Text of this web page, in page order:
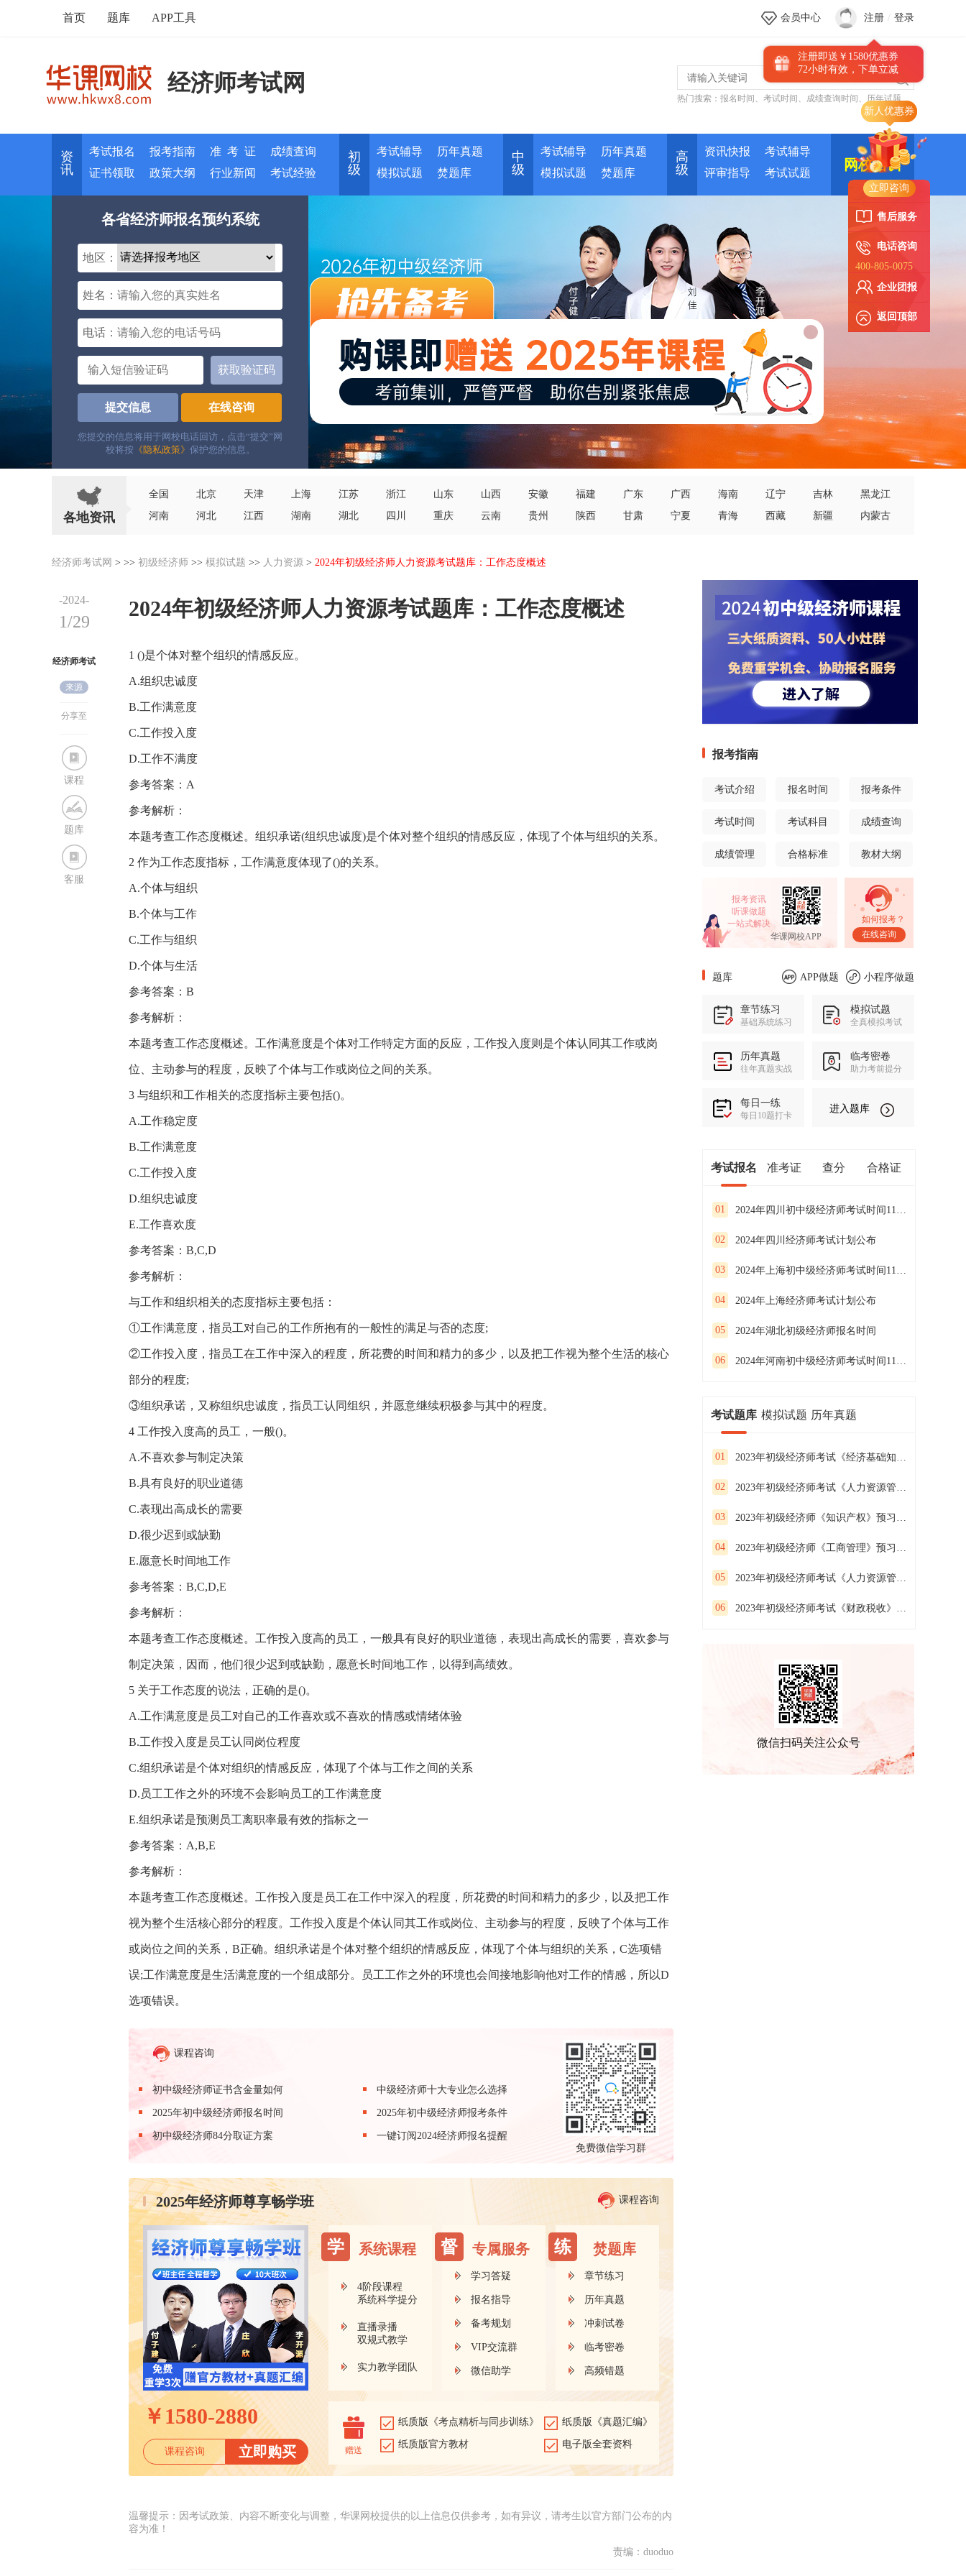
新人优惠券
立即咨询
售后服务
电话咨询
400-805-0075
企业团报
返回顶部
首页 题库 APP工具 会员中心 注册 / 登录
注册即送￥1580优惠券
72小时有效，下单立减
经济师考试网
热门搜索： 报名时间 、 考试时间 、 成绩查询时间 、 历年试题
资
讯
考试报名 报考指南 准 考 证
成绩查询
证书领取
政策大纲 行业新闻 考试经验
初
级
考试辅导
历年真题
模拟试题
焚题库
中
级
考试辅导
历年真题
模拟试题
焚题库
高
级
资讯快报
考试辅导
评审指导
考试试题
网校培训
各省经济师报名预约系统
地区：
姓名：
电话：
获取验证码
提交信息 在线咨询
您提交的信息将用于网校电话回访，点击“提交”网
校将按 《隐私政策》 保护您的信息。
各地资讯
全国 北京 天津 上海 江苏 浙江 山东 山西 安徽 福建 广东 广西 海南 辽宁 吉林
黑龙江
河南
河北 江西 湖南 湖北 四川 重庆 云南 贵州 陕西 甘肃 宁夏 青海 西藏 新疆 内蒙古
经济师考试网 > >> 初级经济师 >> 模拟试题 >> 人力资源 > 2024年初级经济师人力资源考试题库：工作态度概述
-2024-
1/29
经济师考试
网
来源
分享至
课程
题库
客服
2024年初级经济师人力资源考试题库：工作态度概述
1 ()是个体对整个组织的情感反应。
A.组织忠诚度
B.工作满意度
C.工作投入度
D.工作不满度
参考答案：A
参考解析：
本题考查工作态度概述。组织承诺(组织忠诚度)是个体对整个组织的情感反应，体现了个体与组织的关系。
2 作为工作态度指标，工作满意度体现了()的关系。
A.个体与组织
B.个体与工作
C.工作与组织
D.个体与生活
参考答案：B
参考解析：
本题考查工作态度概述。工作满意度是个体对工作特定方面的反应，工作投入度则是个体认同其工作或岗
位、主动参与的程度，反映了个体与工作或岗位之间的关系。
3 与组织和工作相关的态度指标主要包括()。
A.工作稳定度
B.工作满意度
C.工作投入度
D.组织忠诚度
E.工作喜欢度
参考答案：B,C,D
参考解析：
与工作和组织相关的态度指标主要包括：
①工作满意度，指员工对自己的工作所抱有的一般性的满足与否的态度;
②工作投入度，指员工在工作中深入的程度，所花费的时间和精力的多少，以及把工作视为整个生活的核心
部分的程度;
③组织承诺，又称组织忠诚度，指员工认同组织，并愿意继续积极参与其中的程度。
4 工作投入度高的员工，一般()。
A.不喜欢参与制定决策
B.具有良好的职业道德
C.表现出高成长的需要
D.很少迟到或缺勤
E.愿意长时间地工作
参考答案：B,C,D,E
参考解析：
本题考查工作态度概述。工作投入度高的员工，一般具有良好的职业道德，表现出高成长的需要，喜欢参与
制定决策，因而，他们很少迟到或缺勤，愿意长时间地工作，以得到高绩效。
5 关于工作态度的说法，正确的是()。
A.工作满意度是员工对自己的工作喜欢或不喜欢的情感或情绪体验
B.工作投入度是员工认同岗位程度
C.组织承诺是个体对组织的情感反应，体现了个体与工作之间的关系
D.员工工作之外的环境不会影响员工的工作满意度
E.组织承诺是预测员工离职率最有效的指标之一
参考答案：A,B,E
参考解析：
本题考查工作态度概述。工作投入度是员工在工作中深入的程度，所花费的时间和精力的多少，以及把工作
视为整个生活核心部分的程度。工作投入度是个体认同其工作或岗位、主动参与的程度，反映了个体与工作
或岗位之间的关系，B正确。组织承诺是个体对整个组织的情感反应，体现了个体与组织的关系，C选项错
误;工作满意度是生活满意度的一个组成部分。员工工作之外的环境也会间接地影响他对工作的情感，所以D
选项错误。
课程咨询
初中级经济师证书含金量如何 中级经济师十大专业怎么选择
2025年初中级经济师报名时间 2025年初中级经济师报考条件
初中级经济师84分取证方案
一键订阅2024经济师报名提醒
免费微信学习群
2025年经济师尊享畅学班 课程咨询
￥ 1580-2880
课程咨询 立即购买
学 系统课程
4阶段课程
系统科学提分
直播录播
双规式教学
实力教学团队
督 专属服务
学习答疑
报名指导
备考规划
VIP交流群
微信助学
练 焚题库
章节练习
历年真题
冲刺试卷
临考密卷
高频错题
赠送
纸质版《考点精析与同步训练》 纸质版《真题汇编》
纸质版官方教材 电子版全套资料
温馨提示：因考试政策、内容不断变化与调整，华课网校提供的以上信息仅供参考，如有异议，请考生以官方部门公布的内
容为准！
责编：duoduo
报考指南
考试介绍 报名时间 报考条件
考试时间 考试科目 成绩查询
成绩管理 合格标准 教材大纲
报考资讯
听课做题
一站式解决
华课网校APP
如何报考？
在线咨询
题库 APP做题 小程序做题
章节练习
基础系统练习
模拟试题
全真模拟考试
历年真题
往年真题实战
临考密卷
助力考前提分
每日一练
每日10题打卡
进入题库
考试报名 准考证 查分 合格证
01 2024年四川初中级经济师考试时间11月16日、17日
02 2024年四川经济师考试计划公布
03 2024年上海初中级经济师考试时间11月16日、17日
04 2024年上海经济师考试计划公布
05 2024年湖北初级经济师报名时间
06 2024年河南初中级经济师考试时间11月16日、17日
考试题库 模拟试题 历年真题
01 2023年初级经济师考试《经济基础知识》预习试卷（二）
02 2023年初级经济师考试《人力资源管理》预习试卷（一）
03 2023年初级经济师《知识产权》预习试卷（二）
04 2023年初级经济师《工商管理》预习试卷（一）
05 2023年初级经济师考试《人力资源管理》预习试卷（三）
06 2023年初级经济师考试《财政税收》预习试卷(一）
微信扫码关注公众号